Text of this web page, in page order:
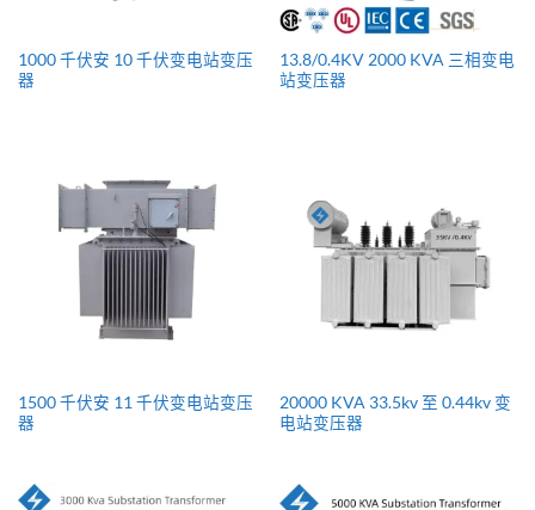
1000 千伏安 10 千伏变电站变压
器
13.8/0.4KV 2000 KVA 三相变电
站变压器
1500 千伏安 11 千伏变电站变压
器
20000 KVA 33.5kv 至 0.44kv 变
电站变压器